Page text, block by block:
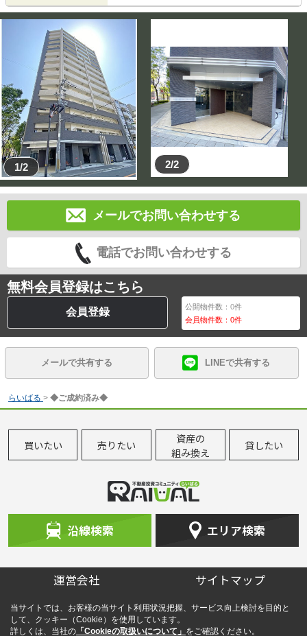
1/2 2/2
メールでお問い合わせする
電話でお問い合わせする
無料会員登録はこちら
会員登録 公開物件数：0件
会員物件数：0件
メールで共有する LINEで共有する
らいばる > ◆ご成約済み◆
買いたい 売りたい
資産の
組み換え
貸したい
沿線検索 エリア検索
運営会社 サイトマップ
当サイトでは、お客様の当サイト利用状況把握、サービス向上検討を目的と
して、クッキー（Cookie）を使用しています。
詳しくは、当社の 「Cookieの取扱いについて」 をご確認ください。